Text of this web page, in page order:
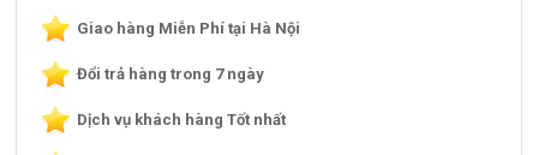
Giao hàng Miễn Phí tại Hà Nội
Đổi trả hàng trong 7 ngày
Dịch vụ khách hàng Tốt nhất